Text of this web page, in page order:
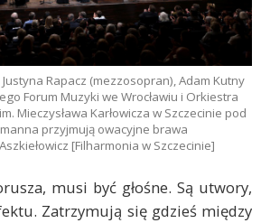
Rapacz (mezzosopran), Adam Kutny
Forum Muzyki we Wrocławiu i Orkiestra
Mieczysława Karłowicza w Szczecinie pod
przyjmują owacyjne brawa
[Filharmonia w Szczecinie]
musi być głośne. Są utwory,
Zatrzymują się gdzieś między